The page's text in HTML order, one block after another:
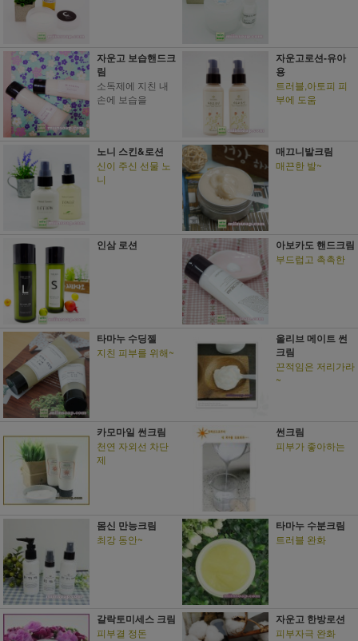
자운고 보습핸드크
림
소독제에 지친 내
손에 보습을
자운고로션-유아
용
트러블,아토피 피
부에 도움
노니 스킨&로션
신이 주신 선물 노
니
매끄니발크림
매끈한 발~
인삼 로션 아보카도 핸드크림
부드럽고 촉촉한
타마누 수딩젤
지친 피부를 위해~
올리브 메이트 썬
크림
끈적임은 저리가라
~
카모마일 썬크림
천연 자외선 차단
제
썬크림
피부가 좋아하는
몸신 만능크림
최강 동안~
타마누 수분크림
트러블 완화
갈락토미세스 크림
피부결 정돈
자운고 한방로션
피부자극 완화